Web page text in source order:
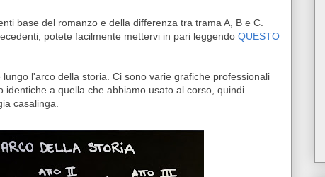
base del romanzo e della differenza tra trama A, B e C.
potete facilmente mettervi in pari leggendo QUESTO
l'arco della storia. Ci sono varie grafiche professionali
identiche a quella che abbiamo usato al corso, quindi
casalinga.